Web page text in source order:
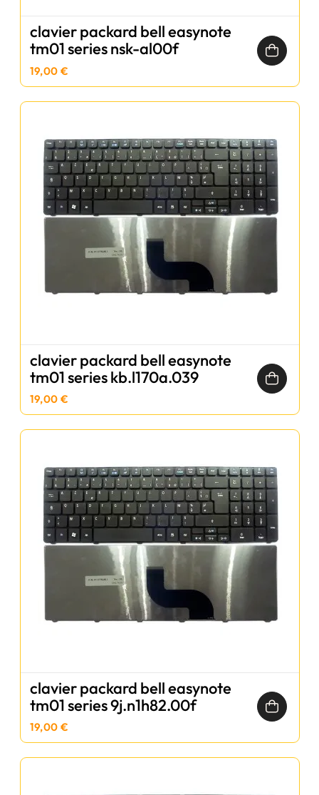
clavier packard bell easynote
tm01 series nsk-al00f
19,00 €
clavier packard bell easynote
tm01 series kb.l170a.039
19,00 €
clavier packard bell easynote
tm01 series 9j.n1h82.00f
19,00 €